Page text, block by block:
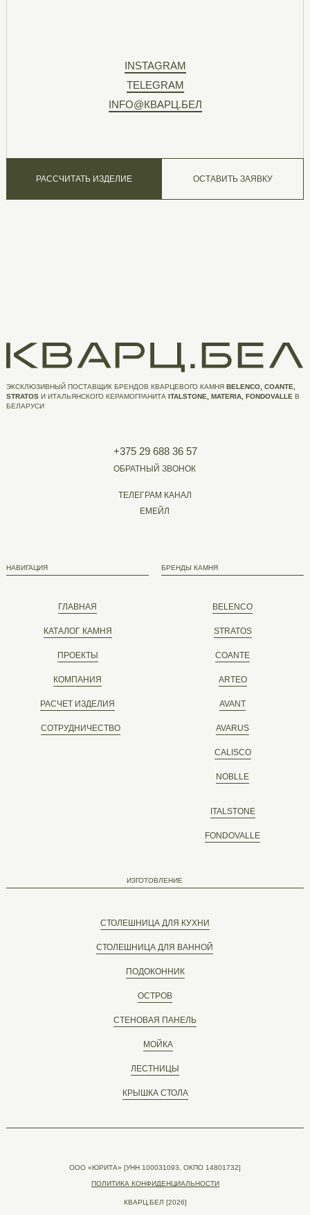
INFO@КВАРЦ.БЕЛ
TELEGRAM
INSTAGRAM
ОСТАВИТЬ ЗАЯВКУ
РАССЧИТАТЬ ИЗДЕЛИЕ
ГЛАВНАЯ
+375 29 688 36 57
ОБРАТНЫЙ ЗВОНОК
ТЕЛЕГРАМ КАНАЛ
ЕМЕЙЛ
НАВИГАЦИЯ
КАТАЛОГ КАМНЯ
ПРОЕКТЫ
РАСЧЕТ ИЗДЕЛИЯ
СОТРУДНИЧЕСТВО
КОМПАНИЯ
СТОЛЕШНИЦА ДЛЯ КУХНИ
ИЗГОТОВЛЕНИЕ
СТОЛЕШНИЦА ДЛЯ ВАННОЙ
ПОДОКОННИК
СТЕНОВАЯ ПАНЕЛЬ
МОЙКА
ЛЕСТНИЦЫ
КРЫШКА СТОЛА
ОСТРОВ
BELENCO
БРЕНДЫ КАМНЯ
STRATOS
COANTE
ITALSTONE
FONDOVALLE
ЭКСКЛЮЗИВНЫЙ ПОСТАВЩИК БРЕНДОВ КВАРЦЕВОГО КАМНЯ BELENCO, COANTE,
STRATOS И ИТАЛЬЯНСКОГО КЕРАМОГРАНИТА ITALSTONE, MATERIA, FONDOVALLE В
БЕЛАРУСИ
ООО «ЮРИТА» [УНН 100031093, ОКПО 14801732]
КВАРЦ.БЕЛ [2026]
ПОЛИТИКА КОНФИДЕНЦИАЛЬНОСТИ
ARTEO
AVANT
AVARUS
CALISCO
NOBLLE